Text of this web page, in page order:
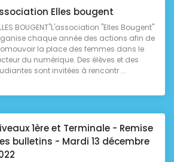
Elles bougent
BOUGENT"L'association "Elles Bougent"
chaque année des actions afin de
la place des femmes dans le
du numérique. Des élèves et des
sont invitées à rencontr ...
1ère et Terminale - Remise
bulletins - Mardi 13 décembre